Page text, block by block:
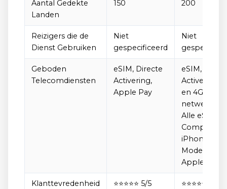
Aantal Gedekte
Landen
150 200
Reizigers die de
Dienst Gebruiken
Niet
gespecificeerd
Niet
Geboden
Telecomdiensten
eSIM, Directe
Activering,
Apple Pay
eSIM,
Activering,
en 4G-
netwerken,
Alle eSIM-
iPhone-
Modellen,
Apple Pay
Klanttevredenheid
⭐⭐⭐⭐⭐ 5/5
⭐⭐⭐⭐⭐ 4,8/5